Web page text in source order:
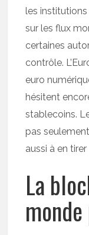
les
sur les flux
certaines
contrôle.
euro
hésitent
stablecoins.
pas
aussi à en
La